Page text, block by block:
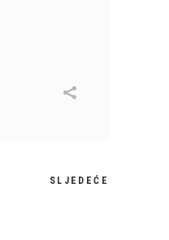
SLJEDEĆE